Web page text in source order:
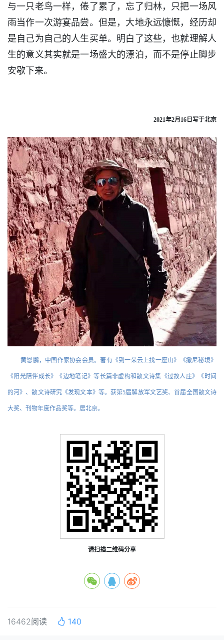
与一只老鸟一样，倦了累了，忘了归林，只把一场风
雨当作一次游宴品尝。但是，大地永远慷慨，经历却
是自己为自己的人生买单。明白了这些，也就理解人
生的意义其实就是一场盛大的漂泊，而不是停止脚步
安歇下来。
2021年2月16日写于北京
黄恩鹏，中国作家协会会员。著有《到一朵云上找一座山》《撒尼秘境》
《阳光陪伴成长》《边地笔记》等长篇非虚构和散文诗集《过故人庄》《时间
的河》、散文诗研究《发现文本》等。获第5届解放军文艺奖、首届全国散文诗
大奖、刊物年度作品奖等。居北京。
请扫描二维码分享
16462阅读 140